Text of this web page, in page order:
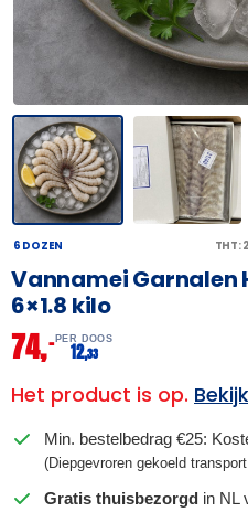
6 DOZEN THT:
Vannamei Garnalen
6×1.8 kilo
74,– PER DOOS
12,33
Het product is op.
Min. bestelbedrag €25:
(Diepgevroren gekoeld
Gratis thuisbezorgd in NL